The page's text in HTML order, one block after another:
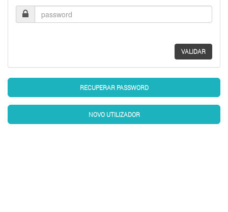
Password
VALIDAR
RECUPERAR PASSWORD
NOVO UTILIZADOR